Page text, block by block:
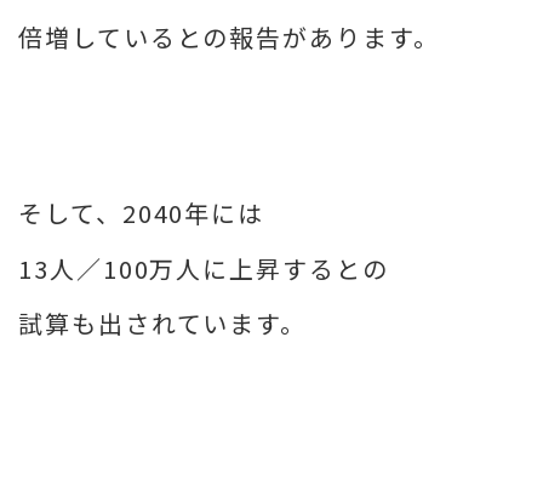
倍増しているとの報告があります。
そして、2040年には
13人／100万人に上昇するとの
試算も出されています。